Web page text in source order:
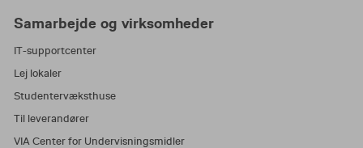
Samarbejde og virksomheder
IT-supportcenter
Lej lokaler
Studentervæksthuse
Til leverandører
VIA Center for Undervisningsmidler